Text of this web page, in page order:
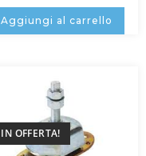
Aggiungi al carrello
IN OFFERTA!